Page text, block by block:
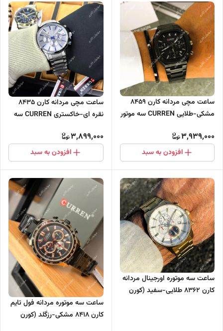
ساعت مچی مردانه کارن 8459
مشکی-طلایی CURREN سه موتور
3,939,000
افزودن به سبد
ساعت مچی مردانه کارن 8435
نقره ای-خاکستری CURREN سه
3,899,000
افزودن به سبد
ساعت سه موتوره اورجینال مردانه
کارن 8362 طلایی-سفید (کورن
ساعت سه موتوره مردانه فول تایم
کارن 8418 مشکی-رزگلد (کورن